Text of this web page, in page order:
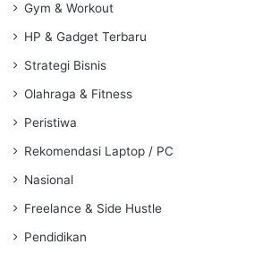
Gym & Workout
HP & Gadget Terbaru
Strategi Bisnis
Olahraga & Fitness
Peristiwa
Rekomendasi Laptop / PC
Nasional
Freelance & Side Hustle
Pendidikan